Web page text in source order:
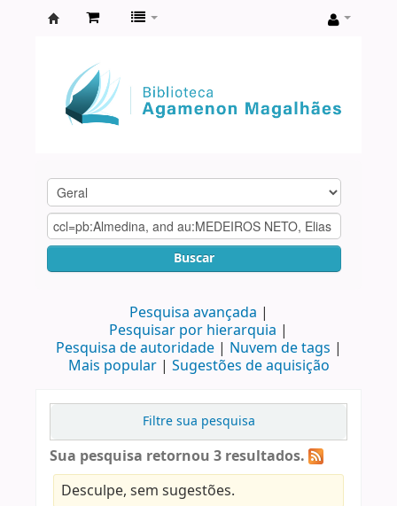
Agamenon
Magalhães
Buscar
Pesquisa avançada
Pesquisar por hierarquia
Pesquisa de autoridade
Nuvem de tags
Mais popular
Sugestões de aquisição
Filtre sua pesquisa
Sua pesquisa retornou 3 resultados.
Desculpe, sem sugestões.